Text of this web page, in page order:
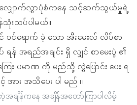
လျှောက်လွှာပုံစံကနေ သင့်ဆက်သွယ်မှုရဲ့
းသပ်ပါမယ်။
ရောက် ခဲ့ သော အီးမေးလ် လိပ်စာ
န် အရည်အချင်း ရှိ လျှင် စာမေးပွဲ ၏
ြေး ပမာဏ ကို မည်သို့ လွှဲပြောင်း ပေး ရ
ား အသိပေး ပါ မည် ။
ချိန်ကနေ အချိန်အတော်ကြာပါလိမ့်